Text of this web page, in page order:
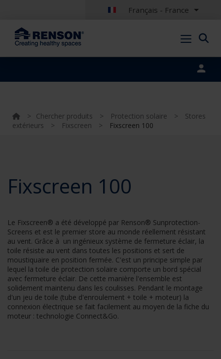
Français - France
> Chercher produits > Protection solaire >
Stores
extérieurs
> Fixscreen > Fixscreen 100
Fixscreen 100
Le Fixscreen® a été développé par Renson® Sunprotection-
Screens et est le premier store au monde réellement résistant
au vent. Grâce à un ingénieux système de fermeture éclair, la
toile résiste au vent dans toutes les positions et sert de
moustiquaire en position fermée. C'est un principe simple par
lequel la toile de protection solaire comporte un bord spécial
avec fermeture éclair. De cette manière l'ensemble est
solidement maintenu dans les coulisses. Pendant le montage
d'un jeu de toile (tube d'enroulement + toile + moteur) la
connexion électrique se fait facilement au moyen de la fiche du
moteur : technologie Connect&Go.